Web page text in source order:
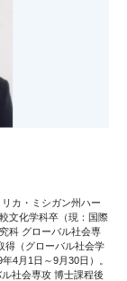
カ・ミシガン州ハー
文化学科卒（現：国際
科 グローバル社会専
得（グローバル社会学
4月1日～9月30日）。
社会専攻 博士課程後